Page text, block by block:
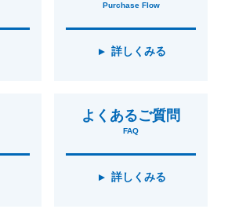
Purchase Flow
詳しくみる
よくあるご質問
FAQ
詳しくみる